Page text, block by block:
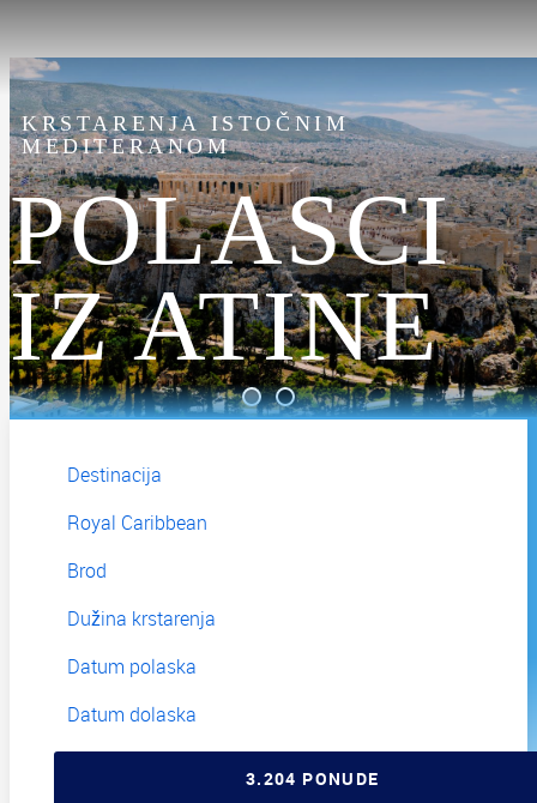
LEGEND
OF THE
SEAS
INAUGURALNA SEZONA NA
MEDITERANU
POLASCI
IZ ATINE
KRSTARENJA ISTOČNIM
MEDITERANOM